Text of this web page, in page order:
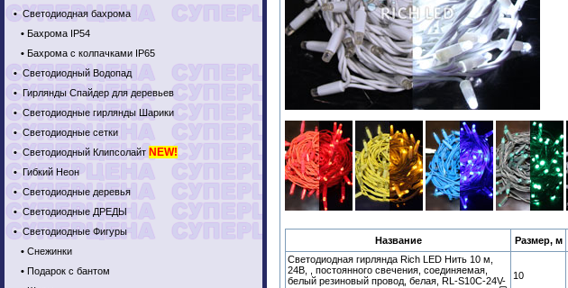
•Светодиодная бахрома
• Бахрома IP54
• Бахрома с колпачками IP65
•Светодиодный Водопад
•Гирлянды Спайдер для деревьев
•Светодиодные гирлянды Шарики
•Светодиодные сетки
•Светодиодный Клипсолайт NEW!
•Гибкий Неон
•Светодиодные деревья
•Светодиодные ДРЕДЫ
•Светодиодные Фигуры
• Снежинки
• Подарок с бантом
Название Размер, м
Светодиодная гирлянда Rich LED Нить 10 м,
24В, , постоянного свечения, соединяемая,
белый резиновый провод, белая, RL-S10C-24V-
10